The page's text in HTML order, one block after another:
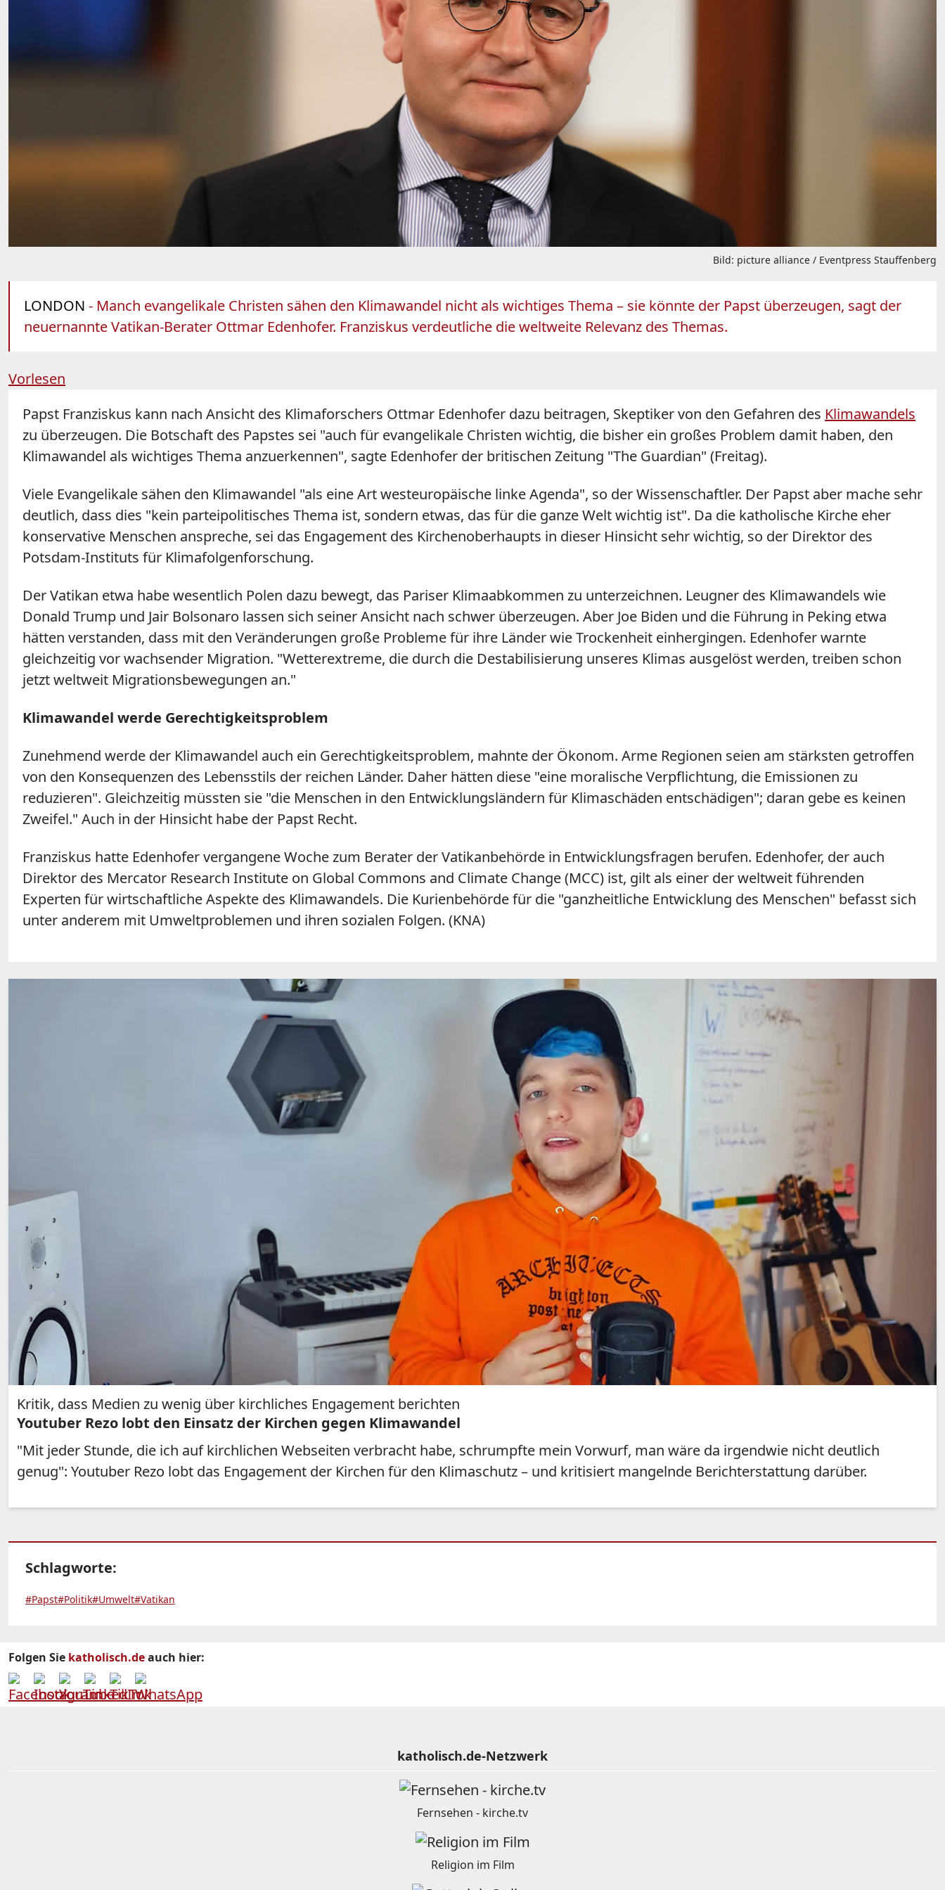
Bild: picture alliance / Eventpress Stauffenberg
LONDON - Manch evangelikale Christen sähen den Klimawandel nicht als wichtiges Thema – sie könnte der Papst überzeugen, sagt der
neuernannte Vatikan-Berater Ottmar Edenhofer. Franziskus verdeutliche die weltweite Relevanz des Themas.
Vorlesen
Papst Franziskus kann nach Ansicht des Klimaforschers Ottmar Edenhofer dazu beitragen, Skeptiker von den Gefahren des Klimawandels
zu überzeugen. Die Botschaft des Papstes sei "auch für evangelikale Christen wichtig, die bisher ein großes Problem damit haben, den
Klimawandel als wichtiges Thema anzuerkennen", sagte Edenhofer der britischen Zeitung "The Guardian" (Freitag).
Viele Evangelikale sähen den Klimawandel "als eine Art westeuropäische linke Agenda", so der Wissenschaftler. Der Papst aber mache sehr
deutlich, dass dies "kein parteipolitisches Thema ist, sondern etwas, das für die ganze Welt wichtig ist". Da die katholische Kirche eher
konservative Menschen anspreche, sei das Engagement des Kirchenoberhaupts in dieser Hinsicht sehr wichtig, so der Direktor des
Potsdam-Instituts für Klimafolgenforschung.
Der Vatikan etwa habe wesentlich Polen dazu bewegt, das Pariser Klimaabkommen zu unterzeichnen. Leugner des Klimawandels wie
Donald Trump und Jair Bolsonaro lassen sich seiner Ansicht nach schwer überzeugen. Aber Joe Biden und die Führung in Peking etwa
hätten verstanden, dass mit den Veränderungen große Probleme für ihre Länder wie Trockenheit einhergingen. Edenhofer warnte
gleichzeitig vor wachsender Migration. "Wetterextreme, die durch die Destabilisierung unseres Klimas ausgelöst werden, treiben schon
jetzt weltweit Migrationsbewegungen an."
Klimawandel werde Gerechtigkeitsproblem
Zunehmend werde der Klimawandel auch ein Gerechtigkeitsproblem, mahnte der Ökonom. Arme Regionen seien am stärksten getroffen
von den Konsequenzen des Lebensstils der reichen Länder. Daher hätten diese "eine moralische Verpflichtung, die Emissionen zu
reduzieren". Gleichzeitig müssten sie "die Menschen in den Entwicklungsländern für Klimaschäden entschädigen"; daran gebe es keinen
Zweifel." Auch in der Hinsicht habe der Papst Recht.
Franziskus hatte Edenhofer vergangene Woche zum Berater der Vatikanbehörde in Entwicklungsfragen berufen. Edenhofer, der auch
Direktor des Mercator Research Institute on Global Commons and Climate Change (MCC) ist, gilt als einer der weltweit führenden
Experten für wirtschaftliche Aspekte des Klimawandels. Die Kurienbehörde für die "ganzheitliche Entwicklung des Menschen" befasst sich
unter anderem mit Umweltproblemen und ihren sozialen Folgen. (KNA)
Kritik, dass Medien zu wenig über kirchliches Engagement berichten
Youtuber Rezo lobt den Einsatz der Kirchen gegen Klimawandel
"Mit jeder Stunde, die ich auf kirchlichen Webseiten verbracht habe, schrumpfte mein Vorwurf, man wäre da irgendwie nicht deutlich
genug": Youtuber Rezo lobt das Engagement der Kirchen für den Klimaschutz – und kritisiert mangelnde Berichterstattung darüber.
Schlagworte:
#Papst#Politik#Umwelt#Vatikan
Folgen Sie katholisch.deauch hier:
katholisch.de-Netzwerk
Fernsehen - kirche.tv
Religion im Film